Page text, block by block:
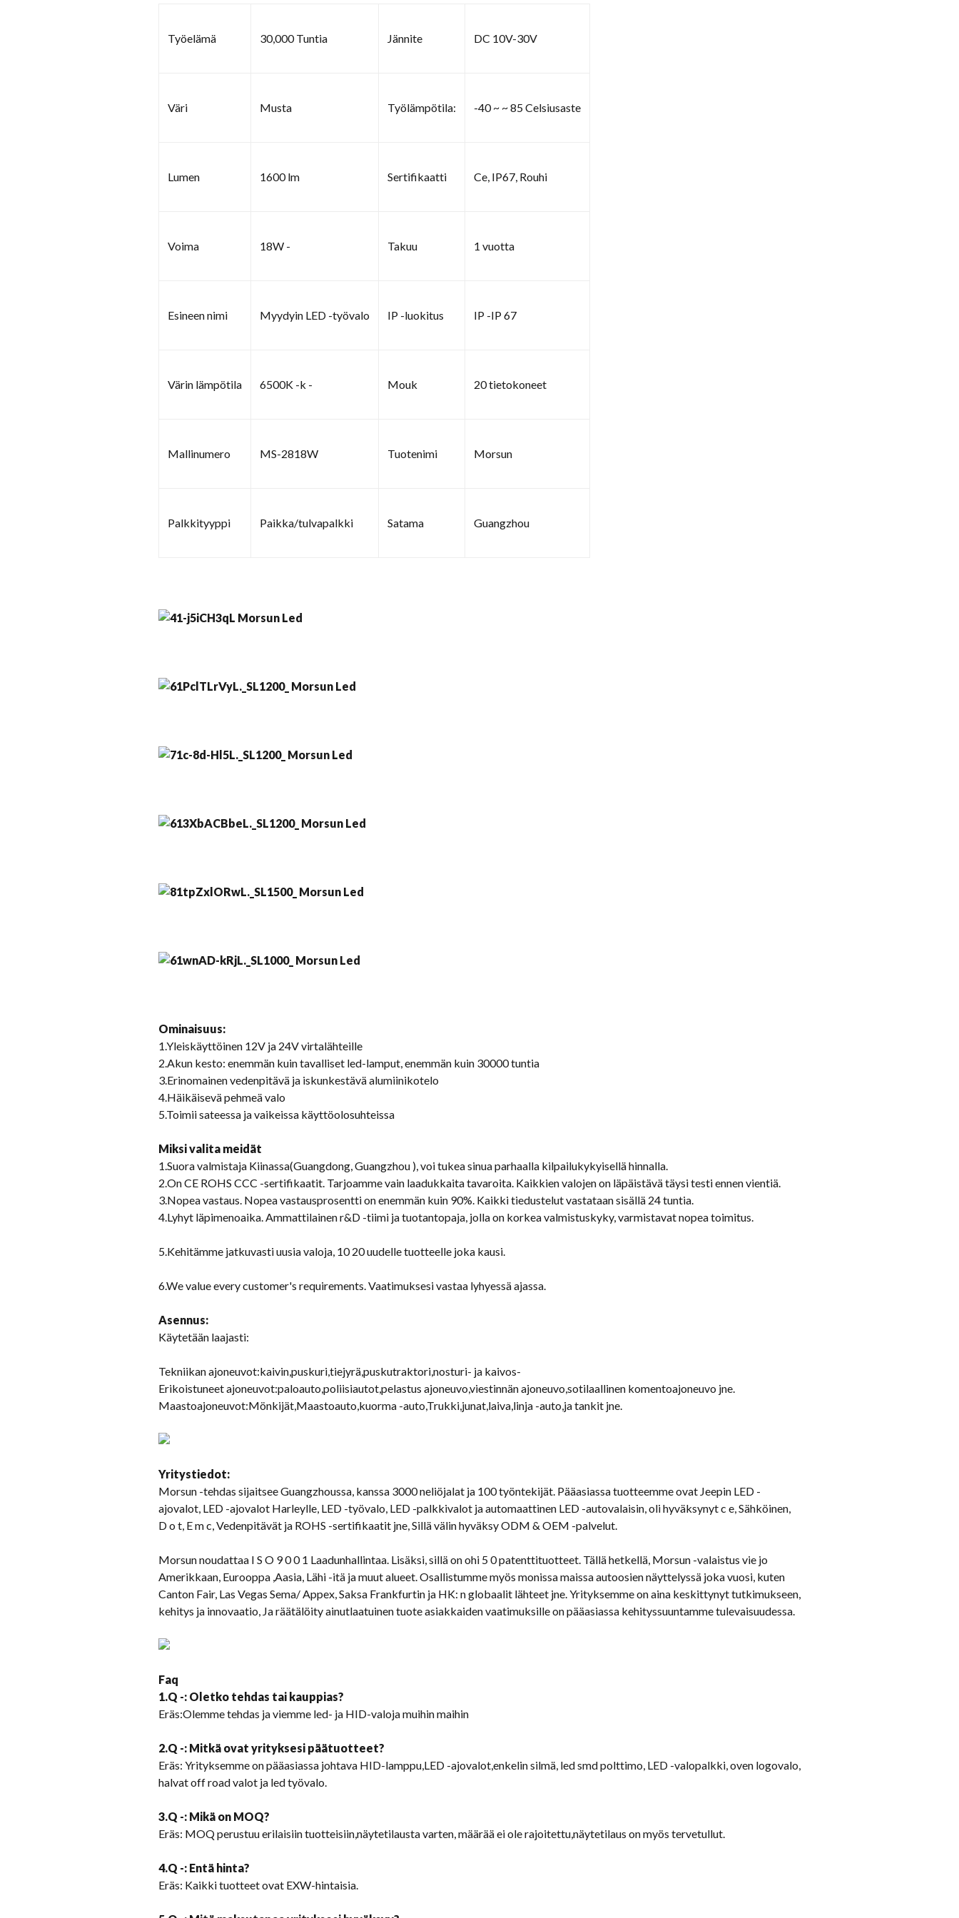
Työelämä 30,000 Tuntia Jännite DC 10V-30V
Väri Musta Työlämpötila: -40 ~ ~ 85 Celsiusaste
Lumen 1600 lm Sertifikaatti Ce, IP67, Rouhi
Voima 18W - Takuu 1 vuotta
Esineen nimi Myydyin LED -työvalo IP -luokitus IP -IP 67
Värin lämpötila 6500K -k - Mouk 20 tietokoneet
Mallinumero MS-2818W Tuotenimi Morsun
Palkkityyppi Paikka/tulvapalkki Satama Guangzhou
Ominaisuus:
1.Yleiskäyttöinen 12V ja 24V virtalähteille
2.Akun kesto: enemmän kuin tavalliset led-lamput, enemmän kuin 30000 tuntia
3.Erinomainen vedenpitävä ja iskunkestävä alumiinikotelo
4.Häikäisevä pehmeä valo
5.Toimii sateessa ja vaikeissa käyttöolosuhteissa
Miksi valita meidät
1.Suora valmistaja Kiinassa(Guangdong, Guangzhou ), voi tukea sinua parhaalla kilpailukykyisellä hinnalla.
2.On CE ROHS CCC -sertifikaatit. Tarjoamme vain laadukkaita tavaroita. Kaikkien valojen on läpäistävä täysi testi ennen vientiä.
3.Nopea vastaus. Nopea vastausprosentti on enemmän kuin 90%. Kaikki tiedustelut vastataan sisällä 24 tuntia.
4.Lyhyt läpimenoaika. Ammattilainen r&D -tiimi ja tuotantopaja, jolla on korkea valmistuskyky, varmistavat nopea toimitus.
5.Kehitämme jatkuvasti uusia valoja, 10 20 uudelle tuotteelle joka kausi.
6.We value every customer's requirements. Vaatimuksesi vastaa lyhyessä ajassa.
Asennus:
Käytetään laajasti:
Tekniikan ajoneuvot:kaivin,puskuri,tiejyrä,puskutraktori,nosturi- ja kaivos-
Erikoistuneet ajoneuvot:paloauto,poliisiautot,pelastus ajoneuvo,viestinnän ajoneuvo,sotilaallinen komentoajoneuvo jne.
Maastoajoneuvot:Mönkijät,Maastoauto,kuorma -auto,Trukki,junat,laiva,linja -auto,ja tankit jne.
Yritystiedot:
Morsun -tehdas sijaitsee Guangzhoussa, kanssa 3000 neliöjalat ja 100 työntekijät. Pääasiassa tuotteemme ovat Jeepin LED -
ajovalot, LED -ajovalot Harleylle, LED -työvalo, LED -palkkivalot ja automaattinen LED -autovalaisin, oli hyväksynyt c e, Sähköinen,
D o t, E m c, Vedenpitävät ja ROHS -sertifikaatit jne, Sillä välin hyväksy ODM & OEM -palvelut.
Morsun noudattaa I S O 9 0 0 1 Laadunhallintaa. Lisäksi, sillä on ohi 5 0 patenttituotteet. Tällä hetkellä, Morsun -valaistus vie jo
Amerikkaan, Eurooppa ,Aasia, Lähi -itä ja muut alueet. Osallistumme myös monissa maissa autoosien näyttelyssä joka vuosi, kuten
Canton Fair, Las Vegas Sema/ Appex, Saksa Frankfurtin ja HK: n globaalit lähteet jne. Yrityksemme on aina keskittynyt tutkimukseen,
kehitys ja innovaatio, Ja räätälöity ainutlaatuinen tuote asiakkaiden vaatimuksille on pääasiassa kehityssuuntamme tulevaisuudessa.
Faq
1.Q -: Oletko tehdas tai kauppias?
Eräs:Olemme tehdas ja viemme led- ja HID-valoja muihin maihin
2.Q -: Mitkä ovat yrityksesi päätuotteet?
Eräs: Yrityksemme on pääasiassa johtava HID-lamppu,LED -ajovalot,enkelin silmä, led smd polttimo, LED -valopalkki, oven logovalo,
halvat off road valot ja led työvalo.
3.Q -: Mikä on MOQ?
Eräs: MOQ perustuu erilaisiin tuotteisiin,näytetilausta varten, määrää ei ole rajoitettu,näytetilaus on myös tervetullut.
4.Q -: Entä hinta?
Eräs: Kaikki tuotteet ovat EXW-hintaisia.